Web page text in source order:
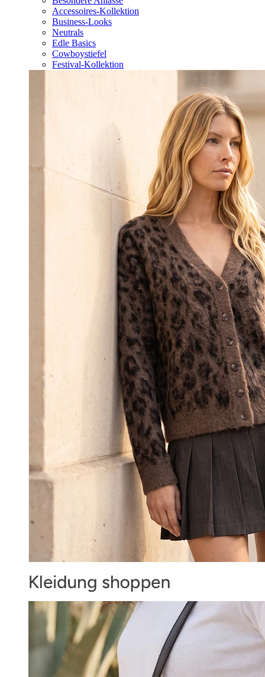
Accessoires-Kollektion
Business-Looks
Neutrals
Edle Basics
Cowboystiefel
Festival-Kollektion